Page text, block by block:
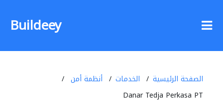
Buildeey
الصفحة الرئيسية الخدمات
أنظمة أمن
Danar Tedja Perkasa PT